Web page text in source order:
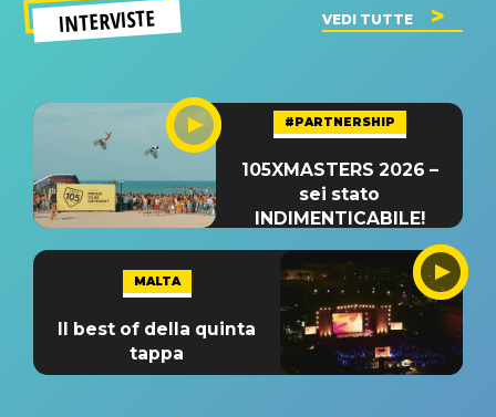
INTERVISTE VEDI TUTTE
#PARTNERSHIP
105XMASTERS 2026 –
sei stato
INDIMENTICABILE!
MALTA
Il best of della quinta
tappa